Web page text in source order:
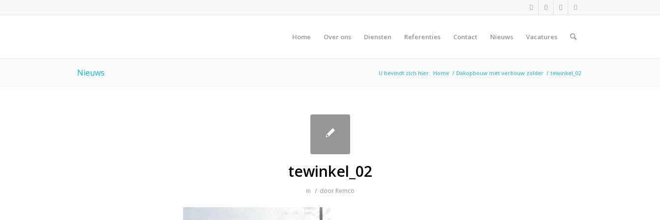
Home Over ons Diensten Referenties Contact Nieuws Vacatures
Nieuws U bevindt zich hier: Home / Dakopbouw met verbouw zolder / tewinkel_02
tewinkel_02
in / door Remco